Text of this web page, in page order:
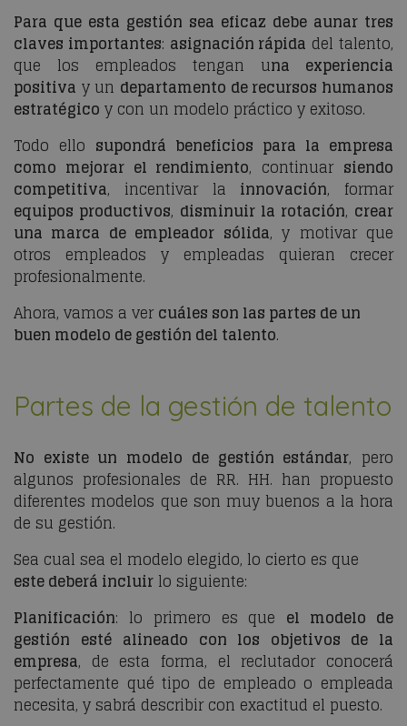
Para que esta gestión sea eficaz debe aunar tres
claves importantes: asignación rápida del talento,
que los empleados tengan una experiencia
positiva y un departamento de recursos humanos
estratégico y con un modelo práctico y exitoso.
Todo ello supondrá beneficios para la empresa
como mejorar el rendimiento, continuar siendo
competitiva, incentivar la innovación, formar
equipos productivos, disminuir la rotación, crear
una marca de empleador sólida, y motivar que
otros empleados y empleadas quieran crecer
profesionalmente.
Ahora, vamos a vercuáles son las partes de un
buen modelo de gestión del talento.
Partes de la gestión de talento
No existe un modelo de gestión estándar, pero
algunos profesionales de RR. HH. han propuesto
diferentes modelos que son muy buenos a la hora
de su gestión.
Sea cual sea el modelo elegido, lo cierto es que
este deberá incluir lo siguiente:
Planificación: lo primero es que el modelo de
gestión esté alineado con los objetivos de la
empresa, de esta forma, el reclutador conocerá
perfectamente qué tipo de empleado o empleada
necesita, y sabrá describir con exactitud el puesto.